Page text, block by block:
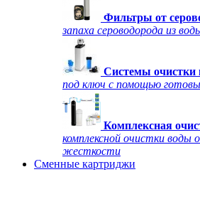
Фильтры от
запаха сероводорода из
Системы очистки
под ключ с помощью
Комплексная
комплексной очистки воды
жесткости
Сменные картриджи